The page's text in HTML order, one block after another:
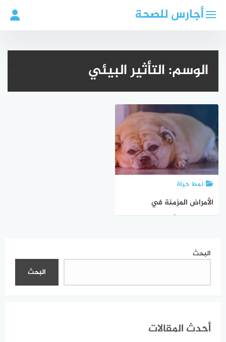
أجارس للصحة
الوسم:التأثير البيئي
نمط حياة
الأمراض المزمنة في
البحث
البحث
أحدث المقالات